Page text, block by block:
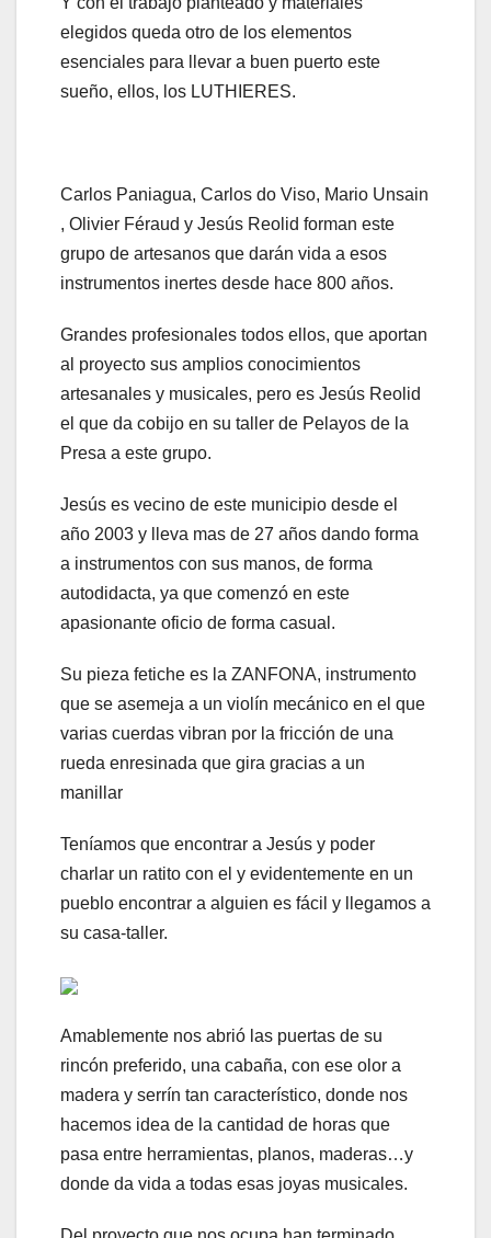
elegidos queda otro de los elementos
esenciales para llevar a buen puerto este
sueño, ellos, los LUTHIERES.
Carlos Paniagua, Carlos do Viso, Mario Unsain
, Olivier Féraud y Jesús Reolid forman este
grupo de artesanos que darán vida a esos
instrumentos inertes desde hace 800 años.
Grandes profesionales todos ellos, que aportan
al proyecto sus amplios conocimientos
artesanales y musicales, pero es Jesús Reolid
el que da cobijo en su taller de Pelayos de la
Presa a este grupo.
Jesús es vecino de este municipio desde el
año 2003 y lleva mas de 27 años dando forma
a instrumentos con sus manos, de forma
autodidacta, ya que comenzó en este
apasionante oficio de forma casual.
Su pieza fetiche es la ZANFONA, instrumento
que se asemeja a un violín mecánico en el que
varias cuerdas vibran por la fricción de una
rueda enresinada que gira gracias a un
manillar
Teníamos que encontrar a Jesús y poder
charlar un ratito con el y evidentemente en un
pueblo encontrar a alguien es fácil y llegamos a
su casa-taller.
Amablemente nos abrió las puertas de su
rincón preferido, una cabaña, con ese olor a
madera y serrín tan característico, donde nos
hacemos idea de la cantidad de horas que
pasa entre herramientas, planos, maderas…y
donde da vida a todas esas joyas musicales.